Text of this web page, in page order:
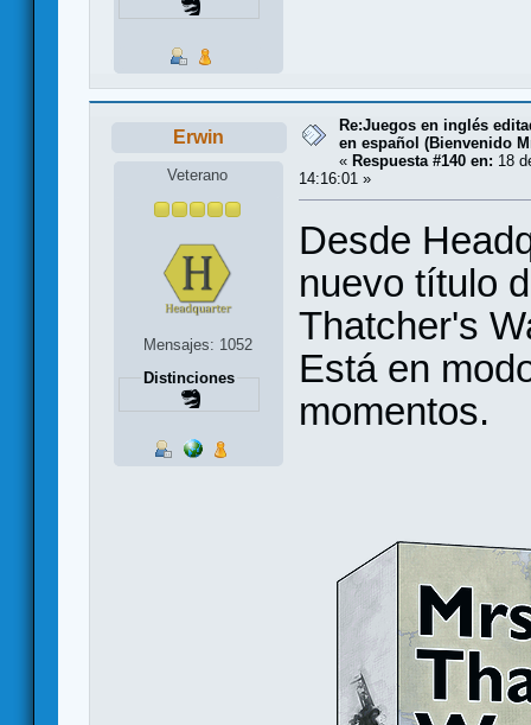
Erwin
Veterano
Mensajes: 1052
Distinciones
Re:Juegos en inglés
en español (Bienvenido
« Respuesta #140 en: 18
14:16:01 »
Desde
nuevo título
Thatcher's
Está en
momentos.